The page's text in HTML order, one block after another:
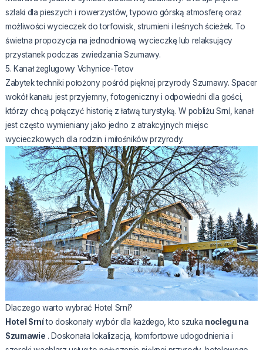
szlaki dla pieszych i rowerzystów, typowo górską atmosferę oraz
możliwości wycieczek do torfowisk, strumieni i leśnych ścieżek. To
świetna propozycja na jednodniową wycieczkę lub relaksujący
przystanek podczas zwiedzania Szumawy.
5. Kanał żeglugowy Vchynice-Tetov
Zabytek techniki położony pośród pięknej przyrody Szumawy. Spacer
wokół kanału jest przyjemny, fotogeniczny i odpowiedni dla gości,
którzy chcą połączyć historię z łatwą turystyką. W pobliżu Srní, kanał
jest często wymieniany jako jedno z atrakcyjnych miejsc
wycieczkowych dla rodzin i miłośników przyrody.
Dlaczego warto wybrać Hotel Srní?
Hotel Srníto doskonały wybór dla każdego, kto szuka noclegu na
Szumawie . Doskonała lokalizacja, komfortowe udogodnienia i